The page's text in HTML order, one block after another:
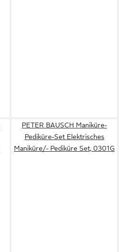
PETER BAUSCH Maniküre-
Pediküre-Set Elektrisches
Maniküre/- Pediküre Set, 0301G